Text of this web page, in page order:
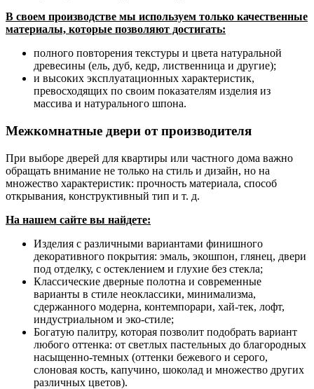
В своем производстве мы используем только качественные
материалы, которые позволяют достигать:
полного повторения текстуры и цвета натуральной
древесины (ель, дуб, кедр, лиственница и другие);
и высоких эксплуатационных характеристик,
превосходящих по своим показателям изделия из
массива и натурального шпона.
Межкомнатные двери от производителя
При выборе дверей для квартиры или частного дома важно
обращать внимание не только на стиль и дизайн, но на
множество характеристик: прочность материала, способ
открывания, конструктивный тип и т. д.
На нашем сайте вы найдете:
Изделия с различными вариантами финишного
декоративного покрытия: эмаль, экошпон, глянец, двери
под отделку, с остеклением и глухие без стекла;
Классические дверные полотна и современные
варианты в стиле неоклассики, минимализма,
сдержанного модерна, контемпорари, хай-тек, лофт,
индустриальном и эко-стиле;
Богатую палитру, которая позволит подобрать вариант
любого оттенка: от светлых пастельных до благородных
насыщенно-темных (оттенки бежевого и серого,
слоновая кость, капучино, шоколад и множество других
различных цветов).